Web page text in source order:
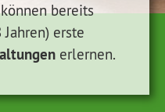
bereits
Jahren) erste
erlernen.